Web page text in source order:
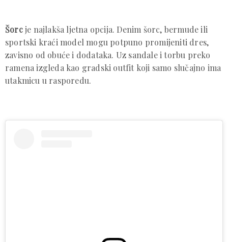
Šorcje najlakša ljetna opcija. Denim šorc, bermude ili
sportski kraći model mogu potpuno promijeniti dres,
zavisno od obuće i dodataka. Uz sandale i torbu preko
ramena izgleda kao gradski outfit koji samo slučajno ima
utakmicu u rasporedu.